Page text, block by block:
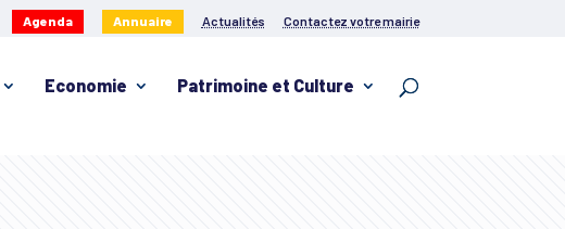
Agenda Annuaire Actualités Contactez votre mairie
Economie Patrimoine et Culture